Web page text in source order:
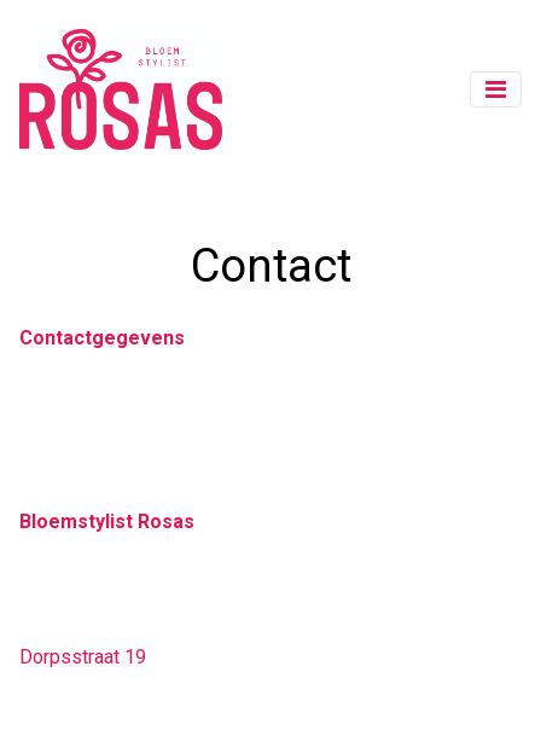
Contact
Contactgegevens
Bloemstylist Rosas
Dorpsstraat 19